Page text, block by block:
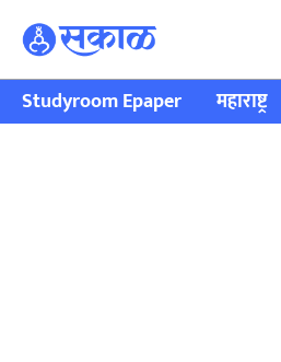
Studyroom Epaper महाराष्ट्र